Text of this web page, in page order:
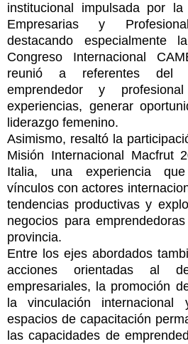
institucional impulsada por
Empresarias y
destacando especialmente
Congreso Internacional
reunió a referentes del
emprendedor y
experiencias, generar
liderazgo femenino.
Asimismo, resaltó la
Misión Internacional Macfrut
Italia, una experiencia
vínculos con actores
tendencias productivas y
negocios para
provincia.
Entre los ejes abordados
acciones orientadas al
empresariales, la promoción
la vinculación
espacios de capacitación
las capacidades de